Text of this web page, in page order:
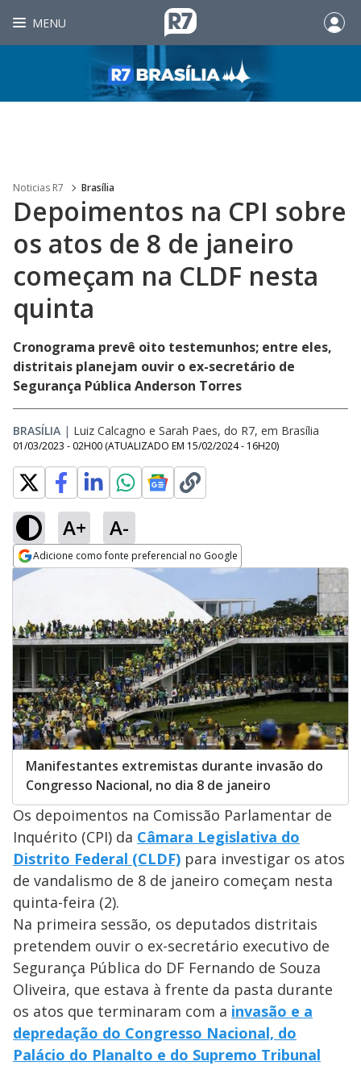
MENU
Noticias R7 Brasília
Depoimentos na CPI sobre
os atos de 8 de janeiro
começam na CLDF nesta
quinta
Cronograma prevê oito testemunhos; entre eles,
distritais planejam ouvir o ex-secretário de
Segurança Pública Anderson Torres
BRASÍLIA | Luiz Calcagno e Sarah Paes, do R7, em Brasília
01/03/2023 - 02H00 (ATUALIZADO EM 15/02/2024 - 16H20)
A+ A-
Adicione como fonte preferencial no Google
Opens in new window
Manifestantes extremistas durante invasão do
Congresso Nacional, no dia 8 de janeiro
Os depoimentos na Comissão Parlamentar de
Inquérito (CPI) da Câmara Legislativa do
Distrito Federal (CLDF) para investigar os atos
de vandalismo de 8 de janeiro começam nesta
quinta-feira (2).
Na primeira sessão, os deputados distritais
pretendem ouvir o ex-secretário executivo de
Segurança Pública do DF Fernando de Souza
Oliveira, que estava à frente da pasta durante
os atos que terminaram com a invasão e a
depredação do Congresso Nacional, do
Palácio do Planalto e do Supremo Tribunal